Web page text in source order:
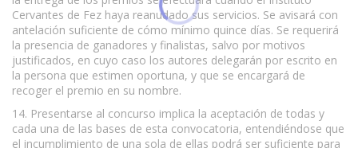
Cervantes de Fez haya reanudado sus servicios. Se avisará con
antelación suficiente de cómo mínimo quince días. Se requerirá
la presencia de ganadores y finalistas, salvo por motivos
justificados, en cuyo caso los autores delegarán por escrito en
la persona que estimen oportuna, y que se encargará de
recoger el premio en su nombre.
14. Presentarse al concurso implica la aceptación de todas y
cada una de las bases de esta convocatoria, entendiéndose que
el incumplimiento de una sola de ellas podrá ser suficiente para